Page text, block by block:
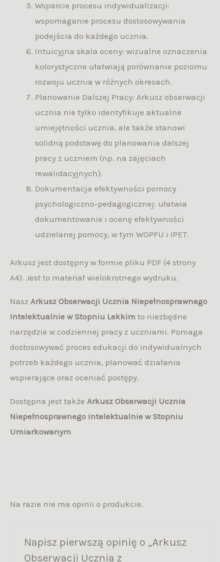
Wsparcie procesu indywidualizacji:
wspomaganie procesu dostosowywania
podejścia do każdego ucznia.
Intuicyjna skala oceny: wizualne oznaczenia
kolorystyczne ułatwiają porównanie poziomu
rozwoju ucznia w różnych okresach.
Planowanie Dalszej Pracy: Arkusz obserwacji
ucznia nie tylko identyfikuje aktualne
umiejętności ucznia, ale także stanowi
solidną podstawę do planowania dalszej
pracy z uczniem (np. na zajęciach
rewalidacyjnych).
Dokumentacja efektywności pomocy
psychologiczno-pedagogicznej: ułatwia
dokumentowanie i ocenę efektywności
udzielanej pomocy, w tym WOPFU i IPET.
Arkusz jest dostępny w formie pliku PDF (4 strony
A4). Jest to materiał wielokrotnego wydruku.
Nasz Arkusz Obserwacji Ucznia Niepełnosprawnego
Intelektualnie w Stopniu Lekkim to niezbędne
narzędzie w codziennej pracy z uczniami. Pomaga
dostosowywać proces edukacji do indywidualnych
potrzeb każdego ucznia, planować działania
wspierające oraz oceniać postępy.
Dostępna jest także Arkusz Obserwacji Ucznia
Niepełnosprawnego Intelektualnie w Stopniu
Umiarkowanym
Na razie nie ma opinii o produkcie.
Napisz pierwszą opinię o „Arkusz
Obserwacji Ucznia z